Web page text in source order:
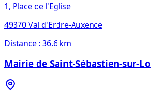
1, Place de l'Eglise
49370Val d'Erdre-Auxence
Distance : 36.6 km
Mairie de Saint-Sébastien-sur-